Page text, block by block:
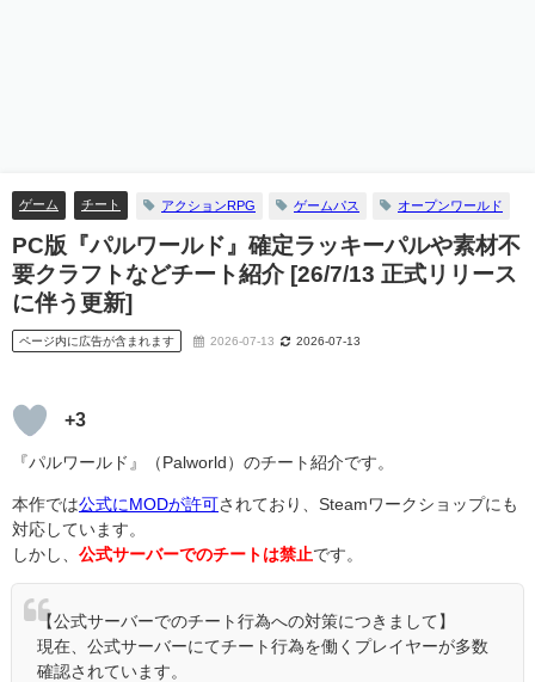
ゲーム チート アクションRPG ゲームパス オープンワールド
PC版『パルワールド』確定ラッキーパルや素材不
要クラフトなどチート紹介 [26/7/13 正式リリース
に伴う更新]
ページ内に広告が含まれます 2026-07-13 2026-07-13
+3
『パルワールド』（Palworld）のチート紹介です。
本作では公式にMODが許可されており、Steamワークショップにも
対応しています。
しかし、 公式サーバーでのチートは禁止です。
【公式サーバーでのチート行為への対策につきまして】
現在、公式サーバーにてチート行為を働くプレイヤーが多数
確認されています。